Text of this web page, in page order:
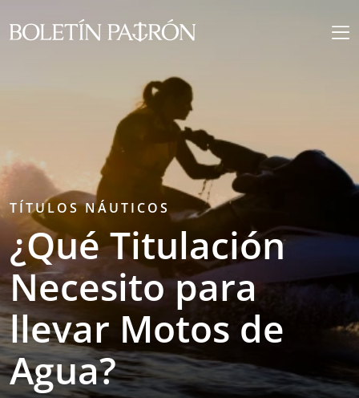
TÍTULOS NÁUTICOS
¿Qué Titulación
Necesito para
llevar Motos de
Agua?